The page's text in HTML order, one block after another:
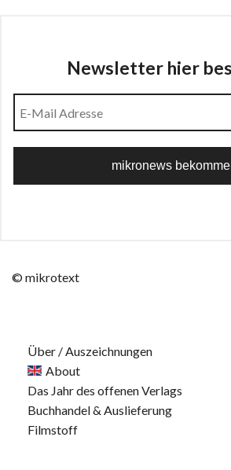
Newsletter hier
© mikrotext
Über / Auszeichnungen
About
Das Jahr des offenen Verlags
Buchhandel & Auslieferung
Filmstoff